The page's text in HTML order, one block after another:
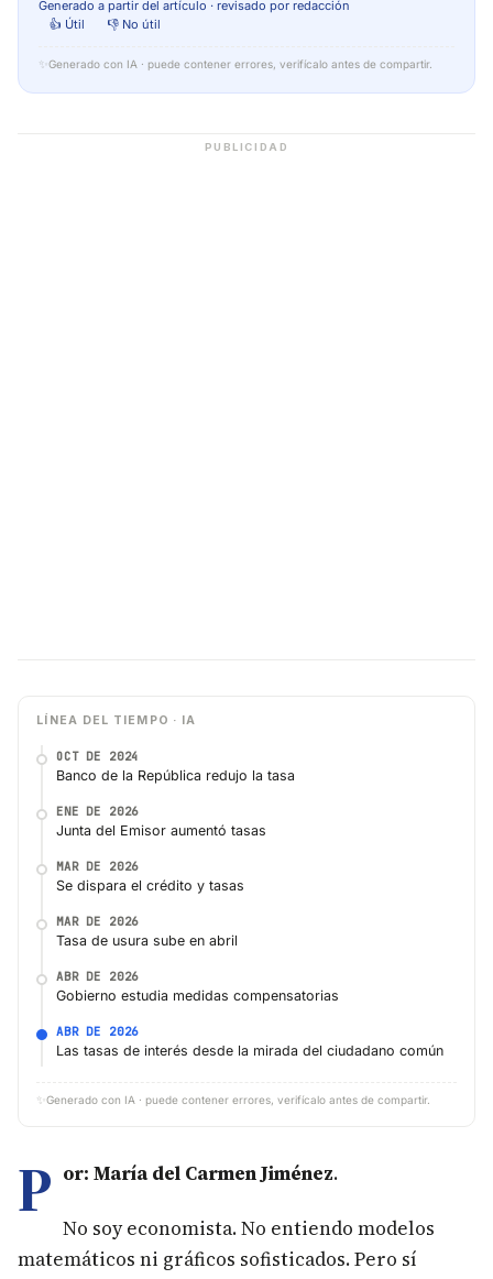
Generado a partir del artículo · revisado por redacción
👍 Útil
👎 No útil
✨ Generado con IA · puede contener errores, verifícalo antes de compartir.
PUBLICIDAD
LÍNEA DEL TIEMPO · IA
OCT DE 2024
Banco de la República redujo la tasa
ENE DE 2026
Junta del Emisor aumentó tasas
MAR DE 2026
Se dispara el crédito y tasas
MAR DE 2026
Tasa de usura sube en abril
ABR DE 2026
Gobierno estudia medidas compensatorias
ABR DE 2026
Las tasas de interés desde la mirada del ciudadano común
✨ Generado con IA · puede contener errores, verifícalo antes de compartir.
P or: María del Carmen Jiménez.
No soy economista. No entiendo modelos
matemáticos ni gráficos sofisticados. Pero sí